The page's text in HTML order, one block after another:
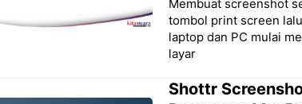
Membuat screenshot
tombol print screen
laptop dan PC mulai
layar
Shottr